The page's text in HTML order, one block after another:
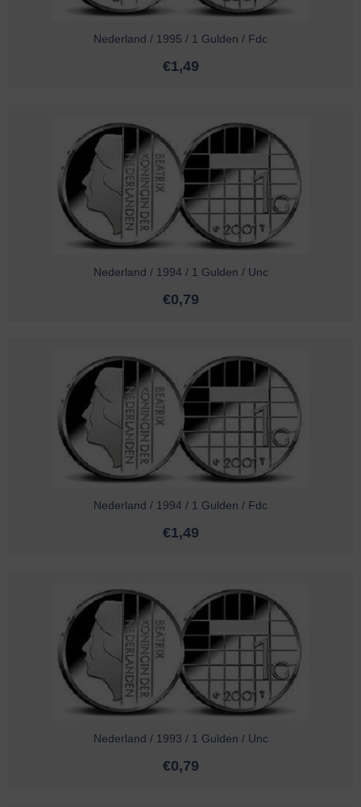
Nederland / 1995 / 1 Gulden / Fdc
€1,49
Nederland / 1994 / 1 Gulden / Unc
€0,79
Nederland / 1994 / 1 Gulden / Fdc
€1,49
Nederland / 1993 / 1 Gulden / Unc
€0,79